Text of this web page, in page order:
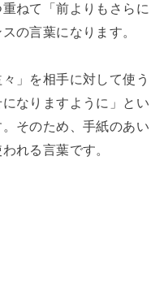
ねて「前よりもさらに
の言葉になります。
」を相手に対して使う
なりますように」とい
そのため、手紙のあい
れる言葉です。